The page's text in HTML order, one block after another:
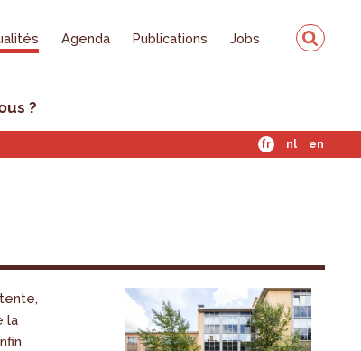
Agenda Publications Jobs
?
fr nl en
la